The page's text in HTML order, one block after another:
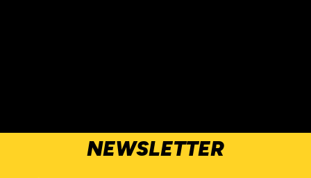
NEWSLETTER